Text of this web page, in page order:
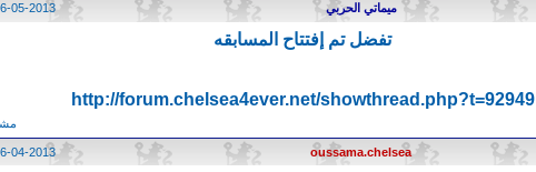
05-2013 ميماتي الحربي
تفضل تم إفتتاح المسابقه
http://forum.chelsea4ever.net/showthread.php?t=92949
04-2013 oussama.chelsea